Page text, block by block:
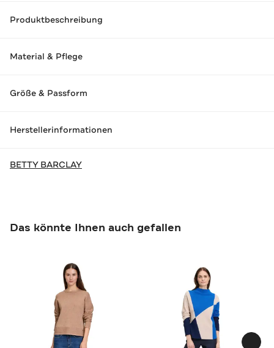
Produktbeschreibung
Material & Pflege
Größe & Passform
Herstellerinformationen
BETTY BARCLAY
Das könnte Ihnen auch gefallen